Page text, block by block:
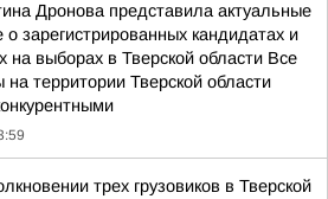
Дронова представила актуальные
о зарегистрированных кандидатах и
на выборах в Тверской области Все
на территории Тверской области
трех грузовиков в Тверской